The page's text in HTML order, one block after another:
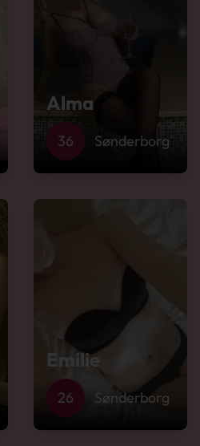
Alma
36 Sønderborg
Emilie
26 Sønderborg